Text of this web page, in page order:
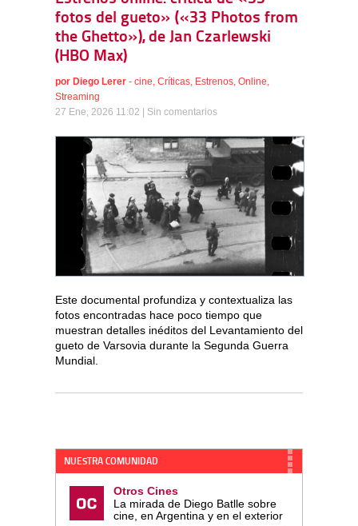
fotos del gueto» («33 Photos from
the Ghetto»), de Jan Czarlewski
(HBO Max)
por Diego Lerer - cine Críticas Estrenos Online
Streaming
27 Ene, 2026 11:02 | Sin comentarios
Este documental profundiza y contextualiza las
fotos encontradas hace poco tiempo que
muestran detalles inéditos del Levantamiento del
gueto de Varsovia durante la Segunda Guerra
Mundial.
NUESTRA COMUNIDAD
Otros Cines
La mirada de Diego Batlle sobre
cine, en Argentina y en el exterior